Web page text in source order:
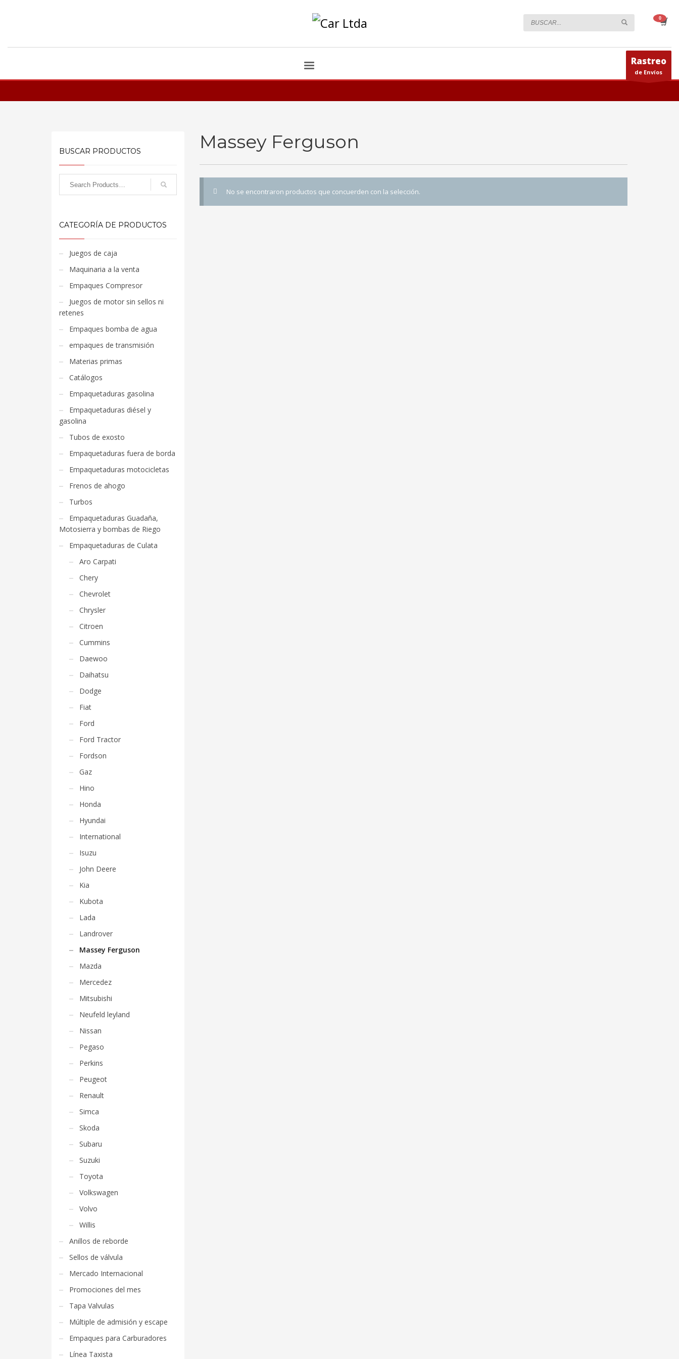
Rastreo
de Envíos
Massey Ferguson
No se encontraron productos que concuerden con la selección.
BUSCAR PRODUCTOS
CATEGORÍA DE PRODUCTOS
Juegos de caja
Maquinaria a la venta
Empaques Compresor
Juegos de motor sin sellos ni
retenes
Empaques bomba de agua
empaques de transmisión
Materias primas
Catálogos
Empaquetaduras gasolina
Empaquetaduras diésel y
gasolina
Tubos de exosto
Empaquetaduras fuera de borda
Empaquetaduras motocicletas
Frenos de ahogo
Turbos
Empaquetaduras Guadaña,
Motosierra y bombas de Riego
Empaquetaduras de Culata
Aro Carpati
Chery
Chevrolet
Chrysler
Citroen
Cummins
Daewoo
Daihatsu
Dodge
Fiat
Ford
Ford Tractor
Fordson
Gaz
Hino
Honda
Hyundai
International
Isuzu
John Deere
Kia
Kubota
Lada
Landrover
Massey Ferguson
Mazda
Mercedez
Mitsubishi
Neufeld leyland
Nissan
Pegaso
Perkins
Peugeot
Renault
Simca
Skoda
Subaru
Suzuki
Toyota
Volkswagen
Volvo
Willis
Anillos de reborde
Sellos de válvula
Mercado Internacional
Promociones del mes
Tapa Valvulas
Múltiple de admisión y escape
Empaques para Carburadores
Línea Taxista